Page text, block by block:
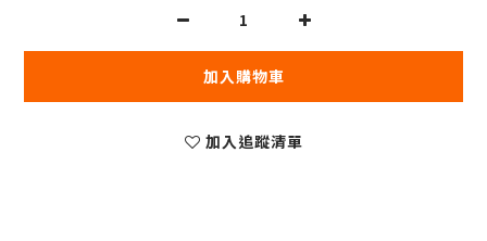
加入購物車
加入追蹤清單